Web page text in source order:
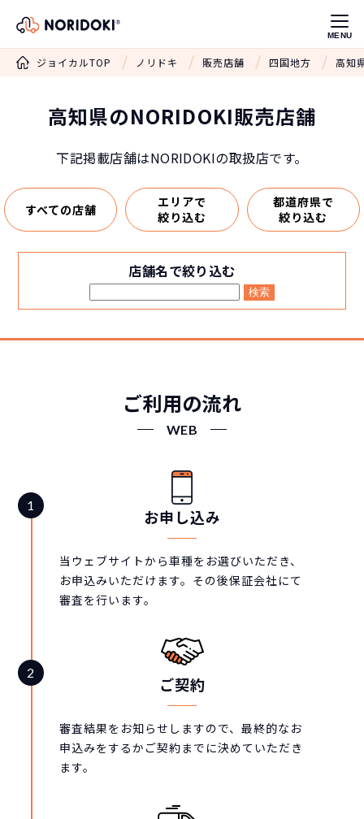
MENU
ジョイカルTOP ノリドキ 販売店舗 四国地方 高知
高知県のNORIDOKI販売店舗
下記掲載店舗はNORIDOKIの取扱店です。
すべての店舗
エリアで
絞り込む
都道府県で
絞り込む
店舗名で絞り込む
検索
ご利用の流れ
WEB
お申し込み
当ウェブサイトから車種をお選びいただき、
お申込みいただけます。その後保証会社にて
審査を行います。
ご契約
審査結果をお知らせしますので、最終的なお
申込みをするかご契約までに決めていただき
ます。